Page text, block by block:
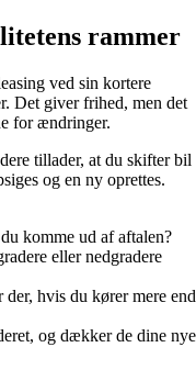
rammer
ved sin kortere
Det giver frihed, men det
for ændringer.
tillader, at du skifter bil
og en ny oprettes.
komme ud af aftalen?
eller nedgradere
der, hvis du kører mere end
og dækker de dine nye